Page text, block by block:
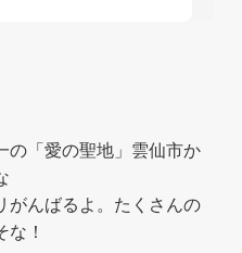
の「愛の聖地」雲仙市か
がんばるよ。たくさんの
！